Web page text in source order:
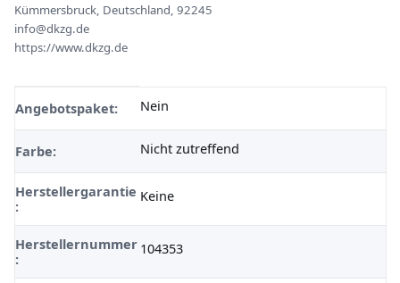
Kümmersbruck, Deutschland, 92245
info@dkzg.de
https://www.dkzg.de
Produkteigenschaft
Wert
Angebotspaket: Nein
Farbe: Nicht zutreffend
Herstellergarantie
:
Keine
Herstellernummer
:
104353